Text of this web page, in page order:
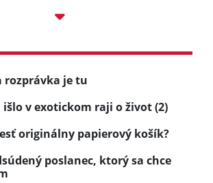
rozprávka je tu
v exotickom raji o život (2)
originálny papierový košík?
poslanec, ktorý sa chce